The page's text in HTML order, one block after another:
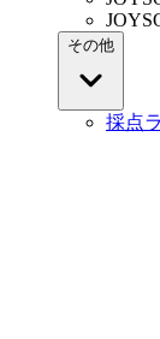
その他
採点